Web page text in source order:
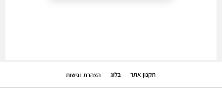
תקנון אתר בלוג הצהרת נגישות